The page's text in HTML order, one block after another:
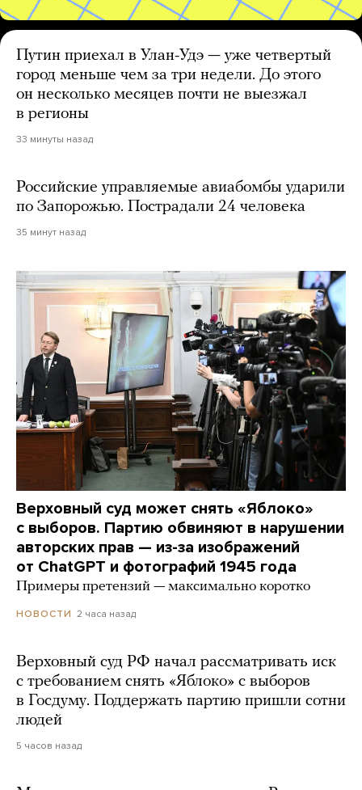
Путин приехал в Улан-Удэ — уже четвертый
город меньше чем за три недели. До этого
он несколько месяцев почти не выезжал
в регионы
33 минуты назад
Российские управляемые авиабомбы ударили
по Запорожью. Пострадали 24 человека
35 минут назад
Верховный суд может снять «Яблоко»
с выборов. Партию обвиняют в нарушении
авторских прав — из-за изображений
от ChatGPT и фотографий 1945 года
Примеры претензий — максимально коротко
НОВОСТИ 2 часа назад
Верховный суд РФ начал рассматривать иск
с требованием снять «Яблоко» с выборов
в Госдуму. Поддержать партию пришли сотни
людей
5 часов назад